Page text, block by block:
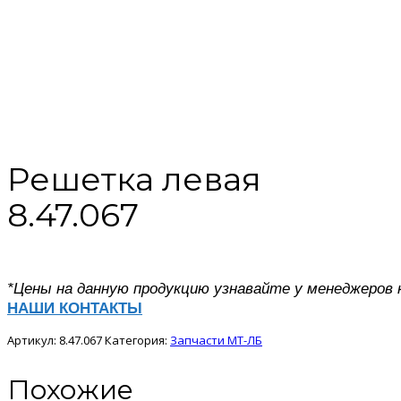
Решетка левая
8.47.067
*Цены на данную продукцию узнавайте у менеджеров
НАШИ КОНТАКТЫ
Артикул: 8.47.067Категория: Запчасти МТ-ЛБ
Похожие